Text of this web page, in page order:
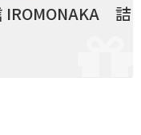
IROMONAKA 詰